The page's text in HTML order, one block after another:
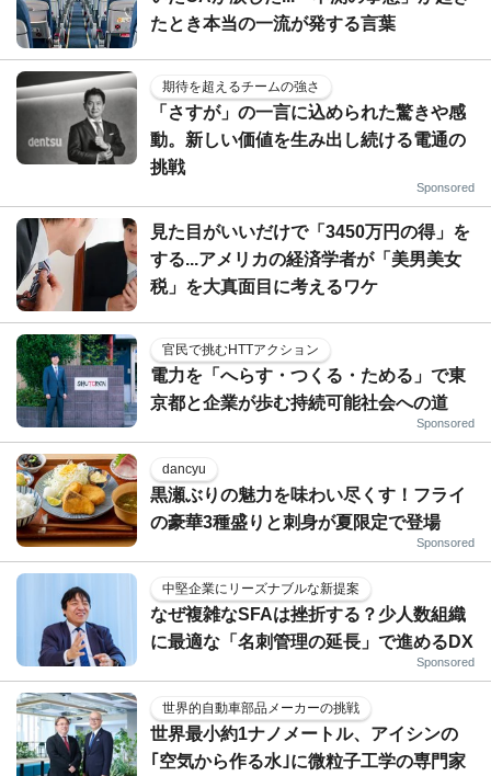
たとき本当の一流が発する言葉
期待を超えるチームの強さ
「さすが」の一言に込められた驚きや感
動。新しい価値を生み出し続ける電通の
挑戦
Sponsored
見た目がいいだけで「3450万円の得」を
する...アメリカの経済学者が「美男美女
税」を大真面目に考えるワケ
官民で挑むHTTアクション
電力を「へらす・つくる・ためる」で東
京都と企業が歩む持続可能社会への道
Sponsored
dancyu
黒瀬ぶりの魅力を味わい尽くす！フライ
の豪華3種盛りと刺身が夏限定で登場
Sponsored
中堅企業にリーズナブルな新提案
なぜ複雑なSFAは挫折する？少人数組織
に最適な「名刺管理の延長」で進めるDX
Sponsored
世界的自動車部品メーカーの挑戦
世界最小約1ナノメートル、アイシンの
｢空気から作る水｣に微粒子工学の専門家